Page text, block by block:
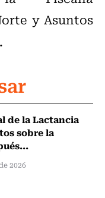
y Asuntos
de la Lactancia
sobre la
2026